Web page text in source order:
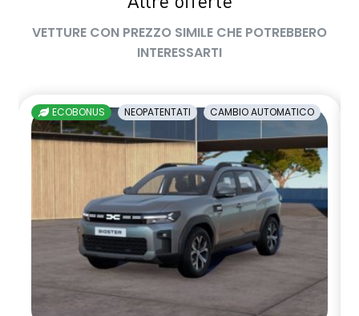
VETTURE CON PREZZO SIMILE CHE POTREBBERO
INTERESSARTI
ECOBONUS NEOPATENTATI CAMBIO AUTOMATICO